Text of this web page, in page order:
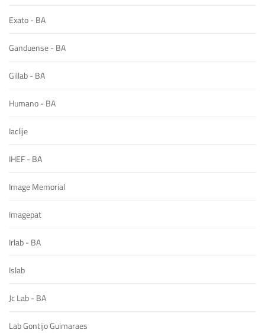
Exato - BA
Ganduense - BA
Gillab - BA
Humano - BA
Iaclije
IHEF - BA
Image Memorial
Imagepat
Irlab - BA
Islab
Jc Lab - BA
Lab Gontijo Guimaraes